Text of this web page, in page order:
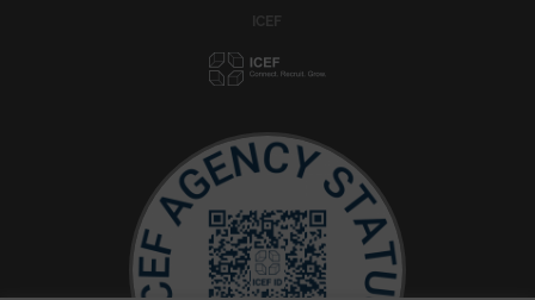
ICEF